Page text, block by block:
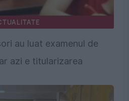
au luat examenul de
azi e titularizarea